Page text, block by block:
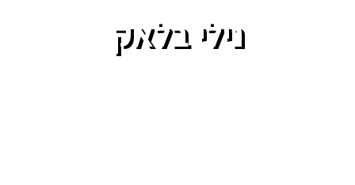
נילי בלאק